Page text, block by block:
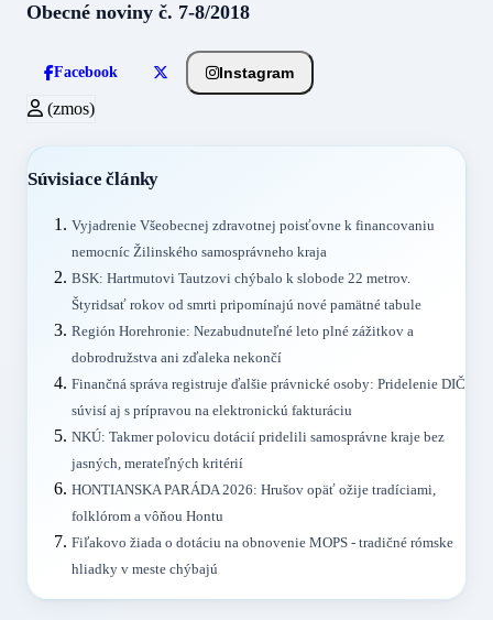
Obecné noviny č. 7-8/2018
Facebook Instagram
(zmos)
Súvisiace články
Vyjadrenie Všeobecnej zdravotnej poisťovne k financovaniu
nemocníc Žilinského samosprávneho kraja
BSK: Hartmutovi Tautzovi chýbalo k slobode 22 metrov.
Štyridsať rokov od smrti pripomínajú nové pamätné tabule
Región Horehronie: Nezabudnuteľné leto plné zážitkov a
dobrodružstva ani zďaleka nekončí
Finančná správa registruje ďalšie právnické osoby: Pridelenie DIČ
súvisí aj s prípravou na elektronickú fakturáciu
NKÚ: Takmer polovicu dotácií pridelili samosprávne kraje bez
jasných, merateľných kritérií
HONTIANSKA PARÁDA 2026: Hrušov opäť ožije tradíciami,
folklórom a vôňou Hontu
Fiľakovo žiada o dotáciu na obnovenie MOPS - tradičné rómske
hliadky v meste chýbajú